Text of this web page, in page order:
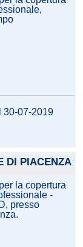
30-07-2019
DI PIACENZA
la copertura
-
presso